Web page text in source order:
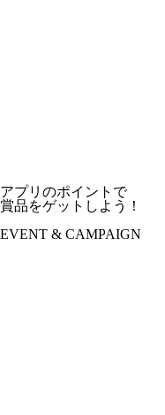
アプリのポイントで
賞品をゲットしよう！
EVENT & CAMPAIGN